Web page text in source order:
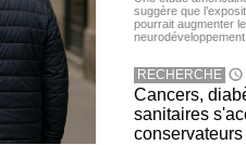
suggère que
pourrait augmenter
neurodéveloppement
RECHERCHE
Cancers,
sanitaires
conservateurs